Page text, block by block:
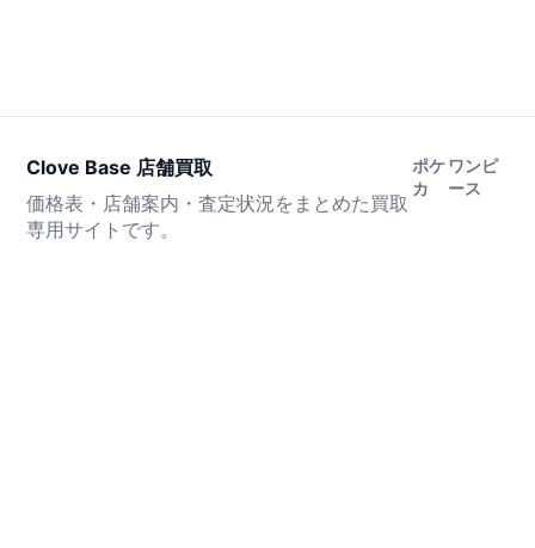
Clove Base 店舗買取
価格表・店舗案内・査定状況をまとめた買取
専用サイトです。
ポケ
カ
ワンピ
ース